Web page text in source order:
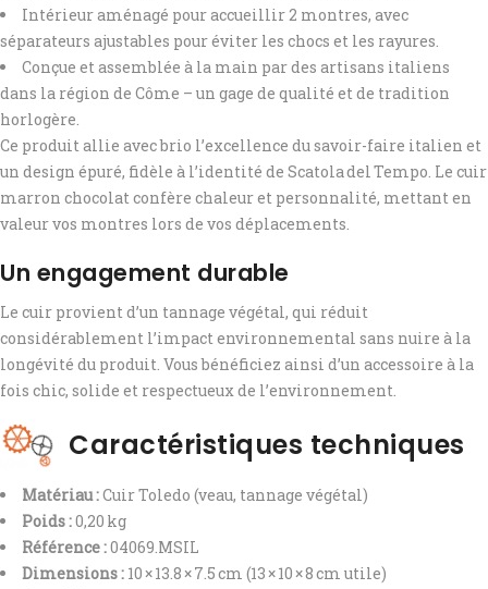
Intérieur aménagé pour accueillir 2 montres, avec
séparateurs ajustables pour éviter les chocs et les rayures.
Conçue et assemblée à la main par des artisans italiens
dans la région de Côme – un gage de qualité et de tradition
horlogère.
Ce produit allie avec brio l’excellence du savoir-faire italien et
un design épuré, fidèle à l’identité de Scatola del Tempo. Le cuir
marron chocolat confère chaleur et personnalité, mettant en
valeur vos montres lors de vos déplacements.
Un engagement durable
Le cuir provient d’un tannage végétal, qui réduit
considérablement l’impact environnemental sans nuire à la
longévité du produit. Vous bénéficiez ainsi d’un accessoire à la
fois chic, solide et respectueux de l’environnement.
Caractéristiques techniques
Matériau :Cuir Toledo (veau, tannage végétal)
Poids :0,20 kg
Référence :04069.MSIL
Dimensions : 10 × 13.8 × 7.5 cm (13 × 10 × 8 cm utile)